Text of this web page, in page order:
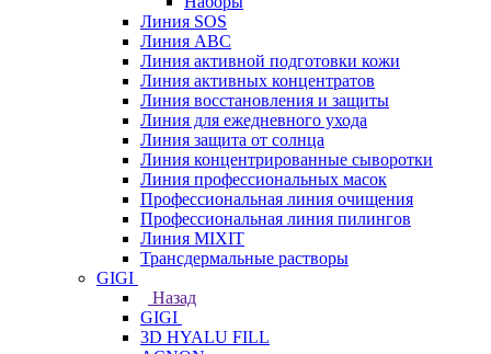
Линия SOS
Линия АВС
Линия активной подготовки кожи
Линия активных концентратов
Линия восстановления и защиты
Линия для ежедневного ухода
Линия защита от солнца
Линия концентрированные сыворотки
Линия профессиональных масок
Профессиональная линия очищения
Профессиональная линия пилингов
Линия MIXIT
Трансдермальные растворы
GIGI
Назад
GIGI
3D HYALU FILL